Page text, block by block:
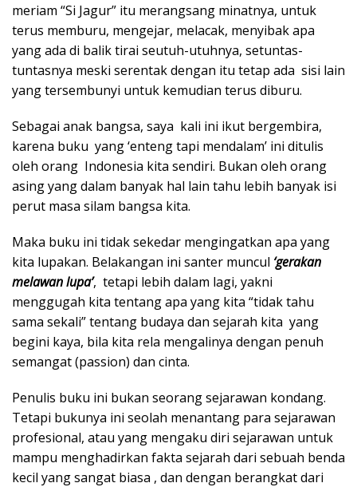
meriam “Si Jagur” itu merangsang minatnya, untuk
terus memburu, mengejar, melacak, menyibak apa
yang ada di balik tirai seutuh-utuhnya, setuntas-
tuntasnya meski serentak dengan itu tetap ada sisi lain
yang tersembunyi untuk kemudian terus diburu.
Sebagai anak bangsa, saya kali ini ikut bergembira,
karena buku yang ‘enteng tapi mendalam’ ini ditulis
oleh orang Indonesia kita sendiri. Bukan oleh orang
asing yang dalam banyak hal lain tahu lebih banyak isi
perut masa silam bangsa kita.
Maka buku ini tidak sekedar mengingatkan apa yang
kita lupakan. Belakangan ini santer muncul ‘gerakan
melawan lupa’, tetapi lebih dalam lagi, yakni
menggugah kita tentang apa yang kita “tidak tahu
sama sekali” tentang budaya dan sejarah kita yang
begini kaya, bila kita rela mengalinya dengan penuh
semangat (passion) dan cinta.
Penulis buku ini bukan seorang sejarawan kondang.
Tetapi bukunya ini seolah menantang para sejarawan
profesional, atau yang mengaku diri sejarawan untuk
mampu menghadirkan fakta sejarah dari sebuah benda
kecil yang sangat biasa , dan dengan berangkat dari